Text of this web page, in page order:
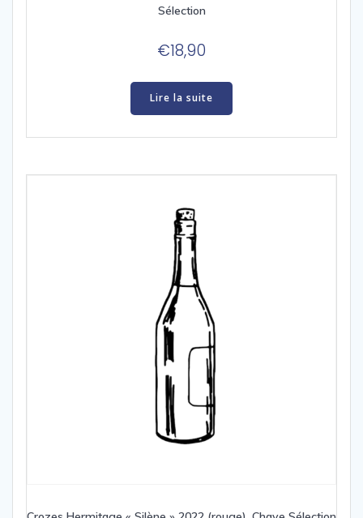
Sélection
€18,90
Lire la suite